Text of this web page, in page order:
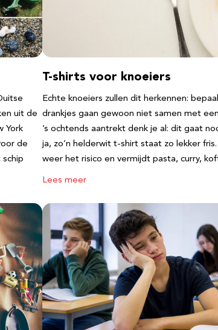
uit de
York
de
schip
T-shirts voor knoeiers
Echte knoeiers zullen dit herkennen:
drankjes gaan gewoon niet samen met
’s ochtends aantrekt denk je al: dit gaat
ja, zo’n helderwit t-shirt staat zo lekker
weer het risico en vermijdt pasta, curry,
Lees meer